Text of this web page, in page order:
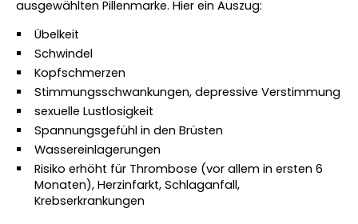
ausgewählten Pillenmarke. Hier ein Auszug:
Übelkeit
Schwindel
Kopfschmerzen
Stimmungsschwankungen, depressive Verstimmung
sexuelle Lustlosigkeit
Spannungsgefühl in den Brüsten
Wassereinlagerungen
Risiko erhöht für Thrombose (vor allem in ersten 6
Monaten), Herzinfarkt, Schlaganfall,
Krebserkrankungen